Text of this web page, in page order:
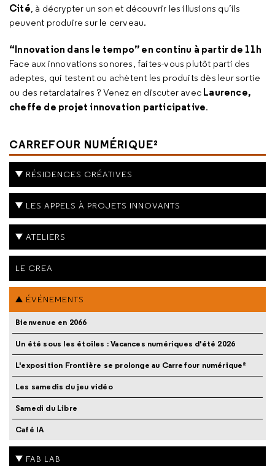
Cité, à décrypter un son et découvrir les illusions qu’ils
peuvent produire sur le cerveau.
“Innovation dans le tempo” en continu à partir de 11h
Face aux innovations sonores, faites-vous plutôt parti des
adeptes, qui testent ou achètent les produits dès leur sortie
ou des retardataires ? Venez en discuter avec Laurence,
cheffe de projet innovation participative.
CARREFOUR NUMÉRIQUE²
RÉSIDENCES CRÉATIVES
LES APPELS À PROJETS INNOVANTS
ATELIERS
LE CREA
ÉVÉNEMENTS
Bienvenue en 2066
Un été sous les étoiles : Vacances numériques d'été 2026
L'exposition Frontière se prolonge au Carrefour numérique²
Les samedis du jeu vidéo
Samedi du Libre
Café IA
FAB LAB